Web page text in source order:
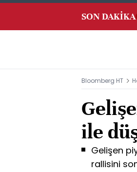
SON DAKİKA
Bloomberg HT
ile
Gelişen
rallisini